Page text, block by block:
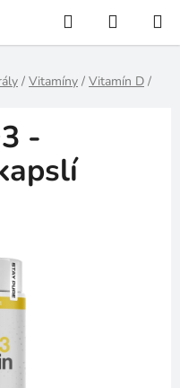
Hledat
KOŠÍK
/ Vitamíny / Vitamín D /
-